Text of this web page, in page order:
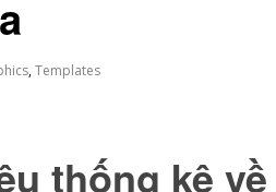
,Templates
thống kê